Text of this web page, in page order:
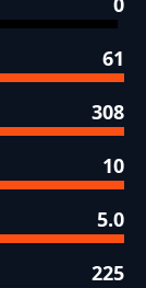
61
308
10
5.0
225